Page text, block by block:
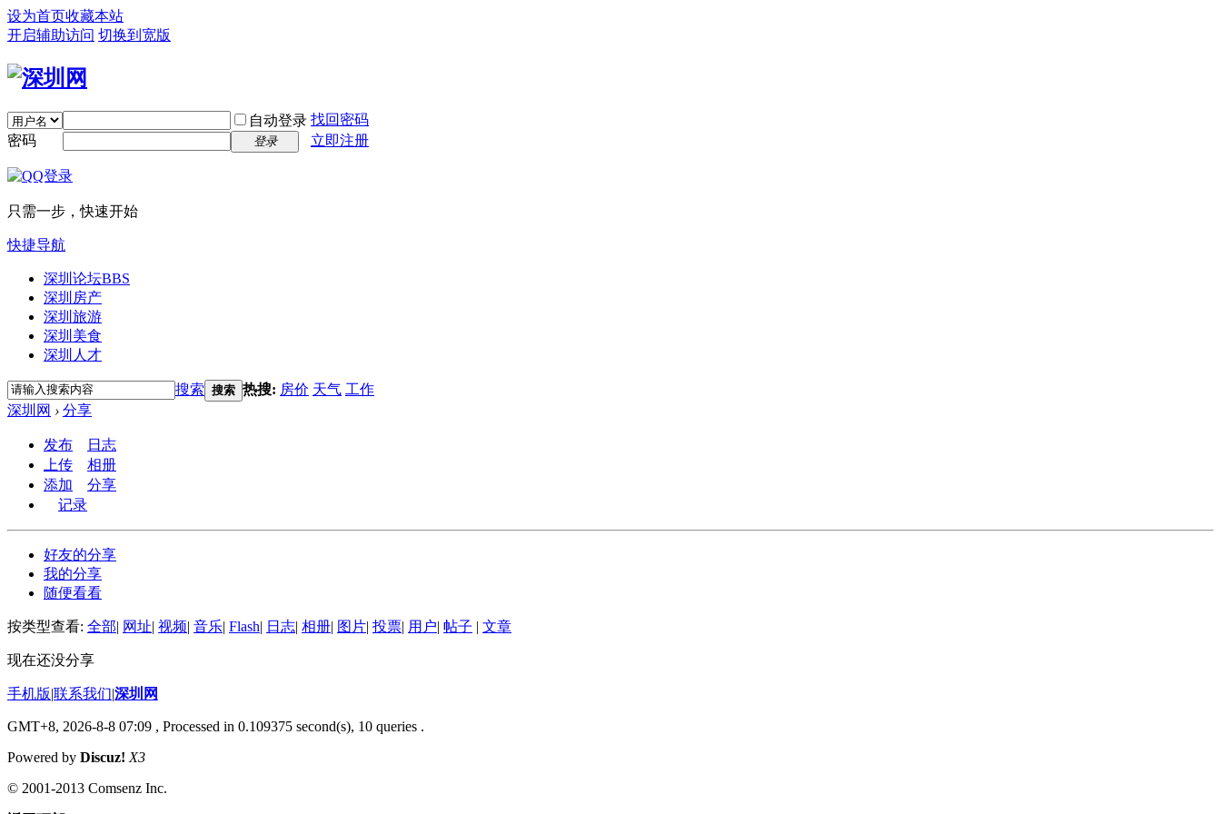
设为首页收藏本站
开启辅助访问 切换到宽版
自动登录 找回密码
密码
登录 立即注册
只需一步，快速开始
快捷导航
深圳论坛BBS
深圳房产
深圳旅游
深圳美食
深圳人才
搜索 搜索 热搜: 房价 天气 工作
深圳网 › 分享
发布
日志
上传
相册
添加
分享
记录
好友的分享
我的分享
随便看看
按类型查看: 全部| 网址| 视频| 音乐| Flash| 日志| 相册| 图片| 投票| 用户| 帖子 | 文章
现在还没分享
手机版|联系我们|深圳网
GMT+8, 2026-8-8 07:09 , Processed in 0.109375 second(s), 10 queries .
Powered by Discuz! X3
© 2001-2013 Comsenz Inc.